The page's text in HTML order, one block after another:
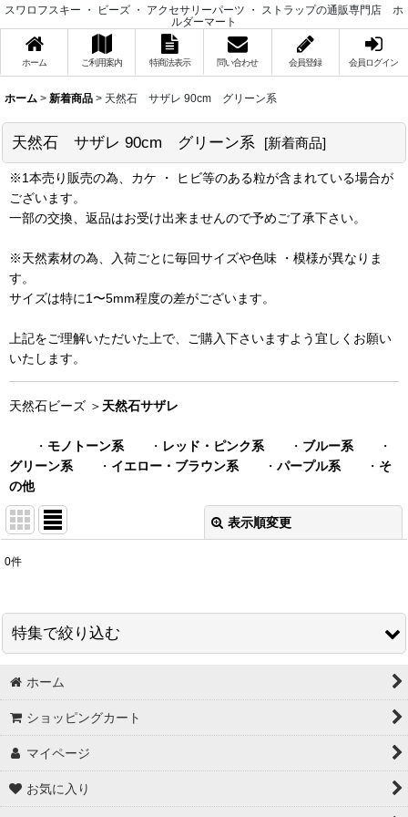
スワロフスキー ・ ビーズ ・ アクセサリーパーツ ・ ストラップの通販専門店 ホ
ルダーマート
ホーム ご利用案内 特商法表示 問い合わせ 会員登録 会員ログイン
ホーム > 新着商品 > 天然石 サザレ 90cm グリーン系
天然石 サザレ 90cm グリーン系 [新着商品]
※1本売り販売の為、カケ ・ ヒビ等のある粒が含まれている場合が
ございます。
一部の交換、返品はお受け出来ませんので予めご了承下さい。
※天然素材の為、入荷ごとに毎回サイズや色味 ・模様が異なりま
す。
サイズは特に1〜5mm程度の差がございます。
上記をご理解いただいた上で、ご購入下さいますよう宜しくお願い
いたします。
天然石ビーズ ＞ 天然石サザレ
・ モノトーン系 ・ レッド・ピンク系 ・ ブルー系 ・
グリーン系 ・ イエロー・ブラウン系 ・ パープル系 ・ そ
の他
表示順変更
在庫あり
並び順:
0件
特集で絞り込む
スワロフスキー＃5328 グロス販売
秋特集
【３０円コーナー】 ビーズ ・ チャーム
ホーム
ショッピングカート
マイページ
お気に入り